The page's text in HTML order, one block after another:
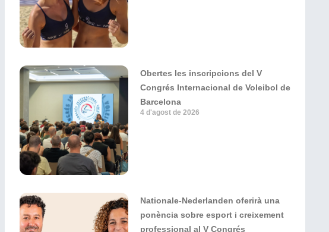
Obertes les inscripcions del V
Congrés Internacional de Voleibol de
Barcelona
4 d'agost de 2026
Nationale-Nederlanden oferirà una
ponència sobre esport i creixement
professional al V Congrés